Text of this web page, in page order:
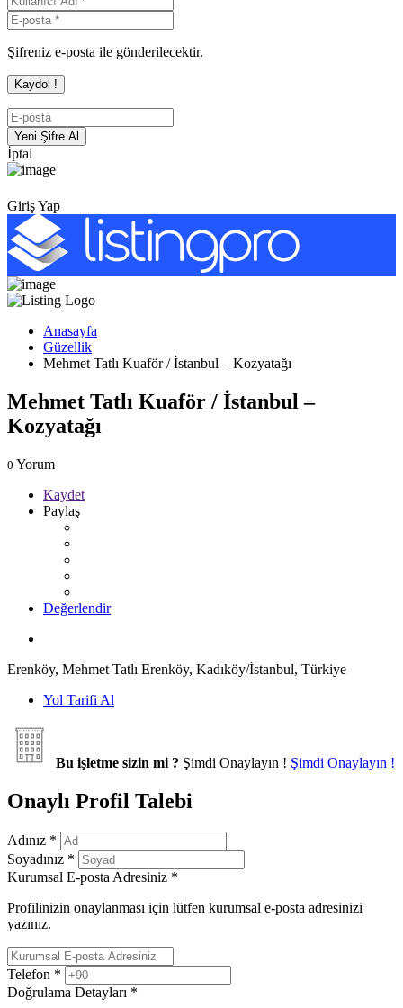
Şifreniz e-posta ile gönderilecektir.
İptal
Giriş Yap
Anasayfa
Güzellik
Mehmet Tatlı Kuaför / İstanbul – Kozyatağı
Mehmet Tatlı Kuaför / İstanbul –
Kozyatağı
0 Yorum
Kaydet
Paylaş
Değerlendir
Erenköy, Mehmet Tatlı Erenköy, Kadıköy/İstanbul, Türkiye
Yol Tarifi Al
Bu işletme sizin mi ? Şimdi Onaylayın ! Şimdi Onaylayın !
Onaylı Profil Talebi
Adınız *
Soyadınız *
Kurumsal E-posta Adresiniz *
Profilinizin onaylanması için lütfen kurumsal e-posta adresinizi
yazınız.
Telefon *
Doğrulama Detayları *